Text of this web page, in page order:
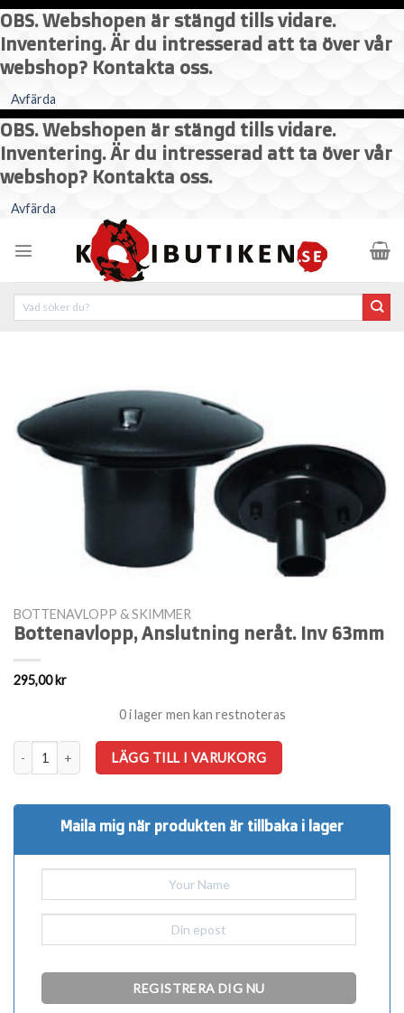
OBS. Webshopen är stängd tills vidare.
Inventering. Är du intresserad att ta över vår
webshop? Kontakta oss.
Avfärda
OBS. Webshopen är stängd tills vidare.
Inventering. Är du intresserad att ta över vår
webshop? Kontakta oss.
Avfärda
content
BOTTENAVLOPP & SKIMMER
Bottenavlopp, Anslutning neråt. Inv 63mm
295,00kr
0 i lager men kan restnoteras
Bottenavlopp, Anslutning neråt. Inv 63mm mängd
LÄGG TILL I VARUKORG
Maila mig när produkten är tillbaka i lager